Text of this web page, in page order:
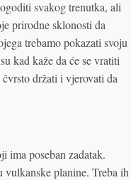
svakog trenutka, ali
prirodne sklonosti da
trebamo pokazati svoju
kad kaže da će se vratiti
držati i vjerovati da
ima poseban zadatak.
vulkanske planine. Treba ih